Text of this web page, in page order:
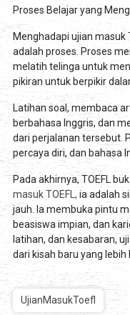
Proses Belajar yang
Menghadapi ujian masuk
adalah proses. Proses
melatih telinga untuk
pikiran untuk berpikir
Latihan soal, membaca
berbahasa Inggris, dan
dari perjalanan tersebut.
percaya diri, dan bahasa
Pada akhirnya, TOEFL
masuk TOEFL, ia adalah
jauh. Ia membuka pintu
beasiswa impian, dan
latihan, dan kesabaran,
dari kisah baru yang
UjianMasukToefl